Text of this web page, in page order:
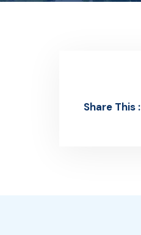
Share This :